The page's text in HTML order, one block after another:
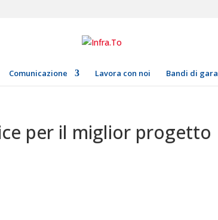
Comunicazione Lavora con noi Bandi di gara
per il miglior progetto